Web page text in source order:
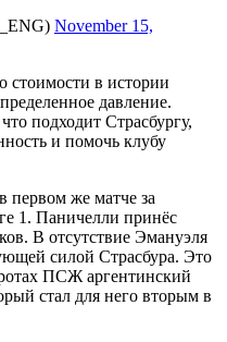
November 15,
стоимости в истории
давление.
подходит Страсбургу,
и помочь клубу
первом же матче за
1. Паничелли принёс
В отсутствие Эмануэля
силой Страсбура. Это
ПСЖ аргентинский
стал для него вторым в